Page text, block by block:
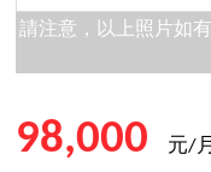
請注意，以上照片如
98,000
元/月